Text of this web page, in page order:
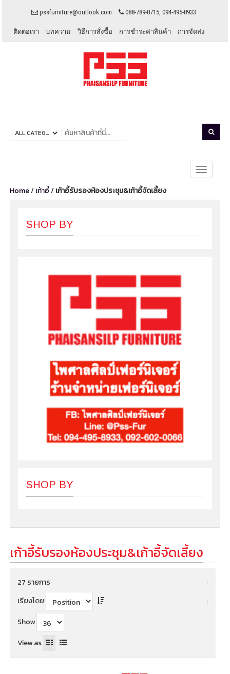
pssfurniture@outlook.com 088-789-8715, 094-495-8933
ติดต่อเรา บทความ วิธีการสั่งซื้อ การชำระค่าสินค้า การจัดส่ง
Toggle
Home/เก้าอี้/เก้าอี้รับรองห้องประชุม&เก้าอี้จัดเลี้ยง
SHOP BY
SHOP BY
เก้าอี้รับรองห้องประชุม&เก้าอี้จัดเลี้ยง
27 รายการ
เรียงโดย
Show
View as